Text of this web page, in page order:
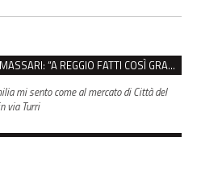
MAXI-RISSA ALLA CANALINA, MASSARI: “A REGGIO FATTI COSÌ GRAVI NON DEVONO TROVARE SPAZIO”
mi sento come al mercato di Città del
via Turri